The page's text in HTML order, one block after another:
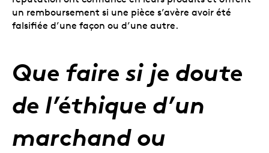
un remboursement si une pièce s’avère avoir été
falsifiée d’une façon ou d’une autre.
Que faire si je doute
de l’éthique d’un
marchand ou